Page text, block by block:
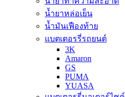
น้ำยาหล่อเย็น
น้ำมันเฟืองท้าย
แบตเตอรรี่รถยนต์
3K
Amaron
GS
PUMA
YUASA